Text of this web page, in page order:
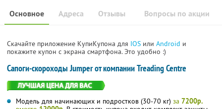
Основное Отзывы Вопросы по акции
Адреса
Скачайте приложение КупиКупона для IOS или Android и
покажите купон с экрана смартфона. Это удобно :)
Сапоги-скороходы Jumper от компании Treading Centre
Модель для начинающих и подростков (30-70 кг) за 7200р.